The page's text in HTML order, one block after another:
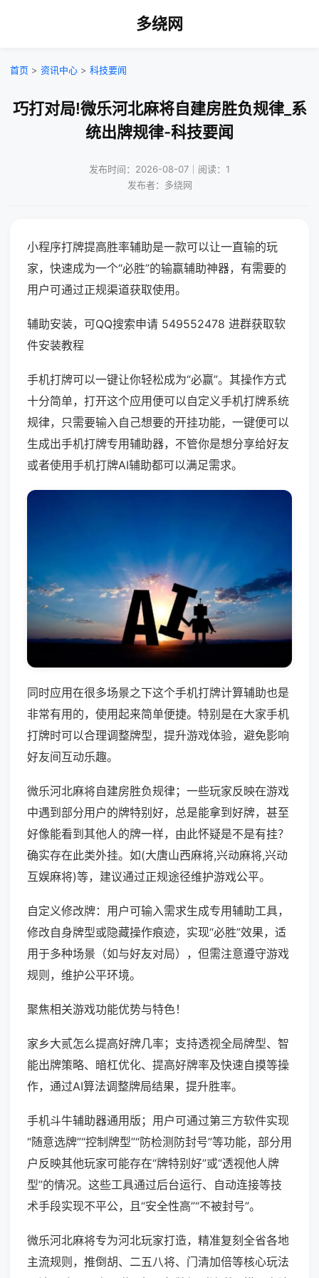
多绕网
首页 > 资讯中心 > 科技要闻
巧打对局!微乐河北麻将自建房胜负规律_系
统出牌规律-科技要闻
发布时间：2026-08-07｜阅读：1
发布者：多绕网
小程序打牌提高胜率辅助是一款可以让一直输的玩
家，快速成为一个“必胜”的输赢辅助神器，有需要的
用户可通过正规渠道获取使用。
辅助安装，可QQ搜索申请 549552478 进群获取软
件安装教程
手机打牌可以一键让你轻松成为“必赢”。其操作方式
十分简单，打开这个应用便可以自定义手机打牌系统
规律，只需要输入自己想要的开挂功能，一键便可以
生成出手机打牌专用辅助器，不管你是想分享给好友
或者使用手机打牌AI辅助都可以满足需求。
同时应用在很多场景之下这个手机打牌计算辅助也是
非常有用的，使用起来简单便捷。特别是在大家手机
打牌时可以合理调整牌型，提升游戏体验，避免影响
好友间互动乐趣。
微乐河北麻将自建房胜负规律；一些玩家反映在游戏
中遇到部分用户的牌特别好，总是能拿到好牌，甚至
好像能看到其他人的牌一样，由此怀疑是不是有挂？
确实存在此类外挂。如(大唐山西麻将,兴动麻将,兴动
互娱麻将)等，建议通过正规途径维护游戏公平。
自定义修改牌：用户可输入需求生成专用辅助工具，
修改自身牌型或隐藏操作痕迹，实现“必胜”效果，适
用于多种场景（如与好友对局），但需注意遵守游戏
规则，维护公平环境。
聚焦相关游戏功能优势与特色！
家乡大贰怎么提高好牌几率；支持透视全局牌型、智
能出牌策略、暗杠优化、提高好牌率及快速自摸等操
作，通过AI算法调整牌局结果，提升胜率。
手机斗牛辅助器通用版；用户可通过第三方软件实现
“随意选牌”“控制牌型”“防检测防封号”等功能，部分用
户反映其他玩家可能存在“牌特别好”或“透视他人牌
型”的情况。这些工具通过后台运行、自动连接等技
术手段实现不平公，且“安全性高”“不被封号”。
微乐河北麻将专为河北玩家打造，精准复刻全省各地
主流规则，推倒胡、二五八将、门清加倍等核心玩法